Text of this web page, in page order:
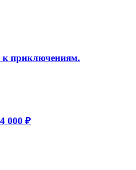
к приключениям.
000 ₽